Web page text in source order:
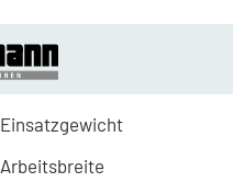
Einsatzgewicht
Arbeitsbreite